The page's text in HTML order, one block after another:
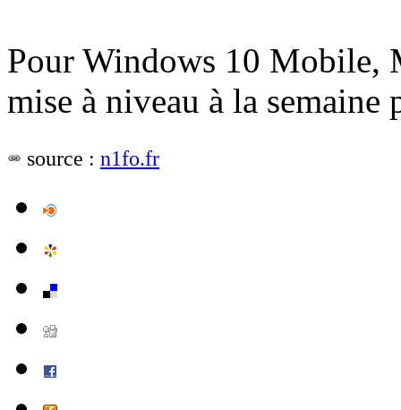
Pour Windows 10 Mobile,
mise à niveau à la semaine
source : n1fo.fr